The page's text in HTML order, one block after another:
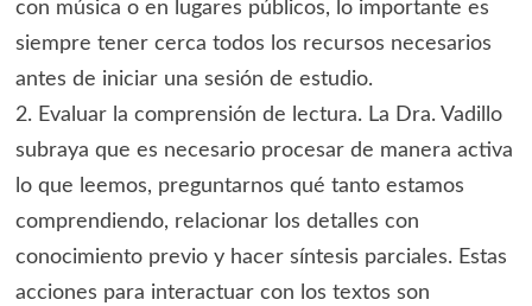
con música o en lugares públicos, lo importante es
siempre tener cerca todos los recursos necesarios
antes de iniciar una sesión de estudio.
2. Evaluar la comprensión de lectura. La Dra. Vadillo
subraya que es necesario procesar de manera activa
lo que leemos, preguntarnos qué tanto estamos
comprendiendo, relacionar los detalles con
conocimiento previo y hacer síntesis parciales. Estas
acciones para interactuar con los textos son